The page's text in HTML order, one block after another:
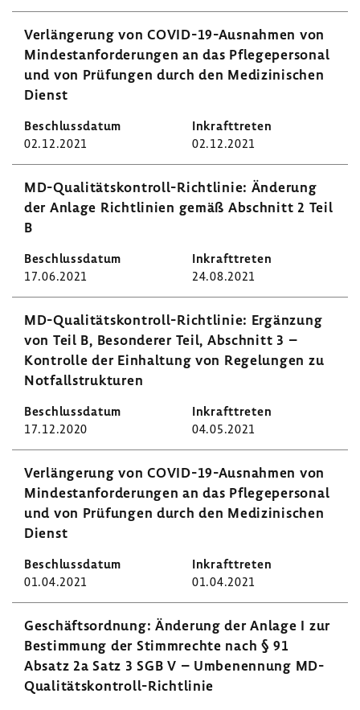
Verlän­ge­rung von COVID-​19-Ausnahmen von
Mindest­an­for­de­rungen an das Pfle­ge­per­sonal
und von Prüfungen durch den Medi­zi­ni­schen
Dienst
02.12.2021 02.12.2021
MD-​Qualitätskontroll-Richtlinie: Ände­rung
der Anlage Richt­li­nien gemäß Abschnitt 2 Teil
B
17.06.2021 24.08.2021
MD-​Qualitätskontroll-Richtlinie: Ergän­zung
von Teil B, Beson­derer Teil, Abschnitt 3 –
Kontrolle der Einhal­tung von Rege­lungen zu
Notfall­struk­turen
17.12.2020 04.05.2021
Verlän­ge­rung von COVID-​19-Ausnahmen von
Mindest­an­for­de­rungen an das Pfle­ge­per­sonal
und von Prüfungen durch den Medi­zi­ni­schen
Dienst
01.04.2021 01.04.2021
Geschäfts­ord­nung: Ände­rung der Anlage I zur
Bestim­mung der Stimm­rechte nach § 91
Absatz 2a Satz 3 SGB V – Umbe­nen­nung MD-​
Qualitätskontroll-Richtlinie